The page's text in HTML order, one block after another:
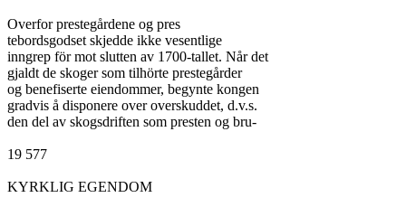
Overfor prestegårdene og pres
tebordsgodset skjedde ikke vesentlige
inngrep för mot slutten av 1700-tallet. Når det
gjaldt de skoger som tilhörte prestegårder
og benefiserte eiendommer, begynte kongen
gradvis å disponere over overskuddet, d.v.s.
den del av skogsdriften som presten og bru-
19 577
KYRKLIG EGENDOM